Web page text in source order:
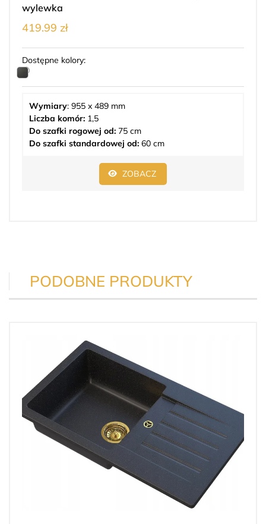
wylewka
419.99 zł
Dostępne kolory:
Wymiary: 955 x 489 mm
Liczba komór: 1,5
Do szafki rogowej od: 75 cm
Do szafki standardowej od: 60 cm
ZOBACZ
PODOBNE PRODUKTY